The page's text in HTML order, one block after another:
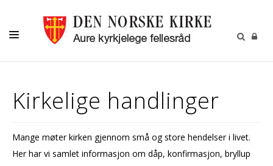
MENIGHETSBLAD
UNGE
Kirkelige handlinger
Mange møter kirken gjennom små og store hendelser i livet.
Her har vi samlet informasjon om dåp, konfirmasjon, bryllup